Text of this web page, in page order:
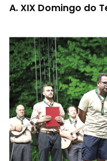
A.XIX Domingo do